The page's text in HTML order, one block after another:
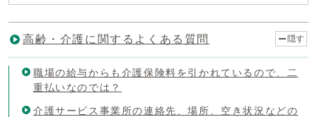
高齢・介護に関するよくある質問 隠す
職場の給与からも介護保険料を引かれているので、二
重払いなのでは？
介護サービス事業所の連絡先、場所、空き状況などの